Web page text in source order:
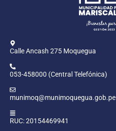
Calle Ancash 275 Moquegua
053-458000 (Central Telefónica)
munimoq@munimoquegua.gob.pe
RUC: 20154469941